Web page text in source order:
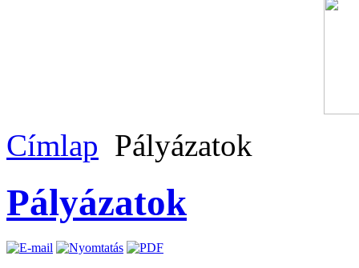
Címlap Pályázatok
Pályázatok